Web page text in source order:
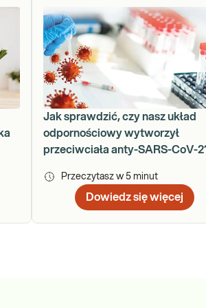
Jak sprawdzić, czy nasz układ
odpornościowy wytworzył
przeciwciała anty-SARS-CoV-
Przeczytasz w 5 minut
Dowiedz się więcej